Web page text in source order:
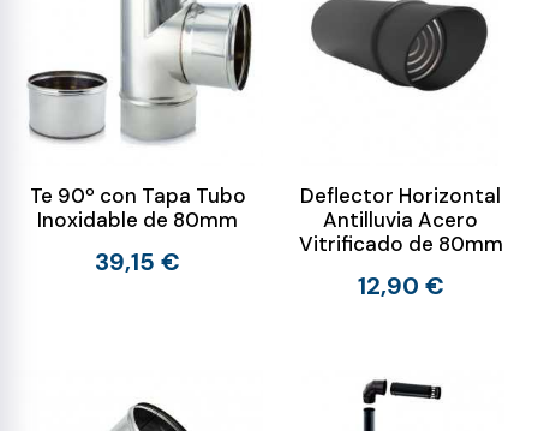
Te 90º con Tapa Tubo
Inoxidable de 80mm
39,15 €
Deflector Horizontal
Antilluvia Acero
Vitrificado de 80mm
12,90 €